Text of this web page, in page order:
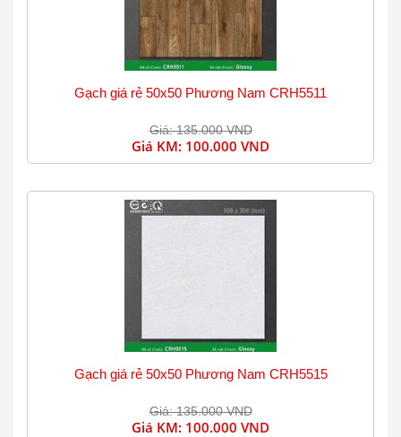
Gạch giá rẻ 50x50 Phương Nam CRH5511
Giá: 135.000 VND
Giá KM: 100.000 VND
Gạch giá rẻ 50x50 Phương Nam CRH5515
Giá: 135.000 VND
Giá KM: 100.000 VND